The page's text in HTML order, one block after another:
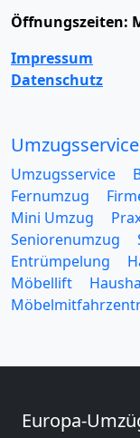
Öffnungszeiten:
Impressum
Datenschutz
Umzugsservice
Umzugsservice
Fernumzug
Mini Umzug
Seniorenumzug
Entrümpelung
Möbellift
Europa-